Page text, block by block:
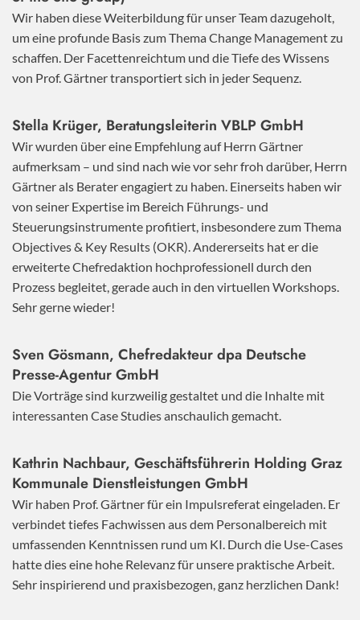
Wir haben diese Weiterbildung für unser Team dazugeholt,
um eine profunde Basis zum Thema Change Management zu
schaffen. Der Facettenreichtum und die Tiefe des Wissens
von Prof. Gärtner transportiert sich in jeder Sequenz.
Stella Krüger, Beratungsleiterin VBLP GmbH
Wir wurden über eine Empfehlung auf Herrn Gärtner
aufmerksam – und sind nach wie vor sehr froh darüber, Herrn
Gärtner als Berater engagiert zu haben. Einerseits haben wir
von seiner Expertise im Bereich Führungs- und
Steuerungsinstrumente profitiert, insbesondere zum Thema
Objectives & Key Results (OKR). Andererseits hat er die
erweiterte Chefredaktion hochprofessionell durch den
Prozess begleitet, gerade auch in den virtuellen Workshops.
Sehr gerne wieder!
Sven Gösmann, Chefredakteur dpa Deutsche
Presse-Agentur GmbH
Die Vorträge sind kurzweilig gestaltet und die Inhalte mit
interessanten Case Studies anschaulich gemacht.
Kathrin Nachbaur, Geschäftsführerin Holding Graz
Kommunale Dienstleistungen GmbH
Wir haben Prof. Gärtner für ein Impulsreferat eingeladen. Er
verbindet tiefes Fachwissen aus dem Personalbereich mit
umfassenden Kenntnissen rund um KI. Durch die Use-Cases
hatte dies eine hohe Relevanz für unsere praktische Arbeit.
Sehr inspirierend und praxisbezogen, ganz herzlichen Dank!